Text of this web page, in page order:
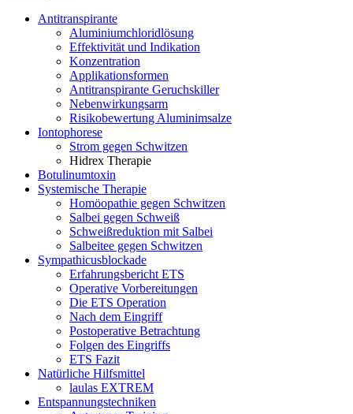
Antitranspirante
Aluminiumchloridlösung
Effektivität und Indikation
Konzentration
Applikationsformen
Antitranspirante Geruchskiller
Nebenwirkungsarm
Risikobewertung Aluminimsalze
Iontophorese
Strom gegen Schwitzen
Hidrex Therapie
Botulinumtoxin
Systemische Therapie
Homöopathie gegen Schwitzen
Salbei gegen Schweiß
Schweißreduktion mit Salbei
Salbeitee gegen Schwitzen
Sympathicusblockade
Erfahrungsbericht ETS
Operative Vorbereitungen
Die ETS Operation
Nach dem Eingriff
Postoperative Betrachtung
Folgen des Eingriffs
ETS Fazit
Natürliche Hilfsmittel
laulas EXTREM
Entspannungstechniken